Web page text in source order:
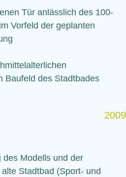
Tür anlässlich des 100-
Vorfeld der geplanten
Baufeld des Stadtbades
2009
des Modells und der
Stadtbad (Sport- und